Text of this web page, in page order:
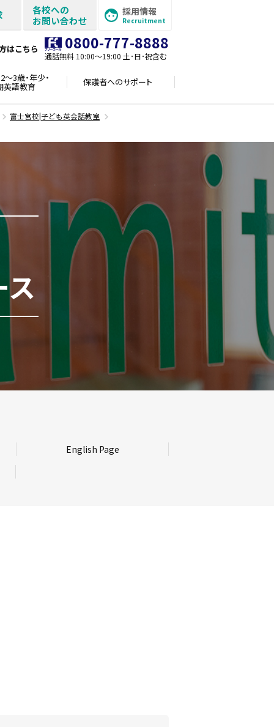
各校への
お問い合わせ
採用情報
Recruitment
はこちら 0800-777-8888
通話無料 10:00〜19:00 土･日･祝含む
～3歳・年少・
英語教育 保護者へのサポート
富士宮校|子ども英会話教室
English Page